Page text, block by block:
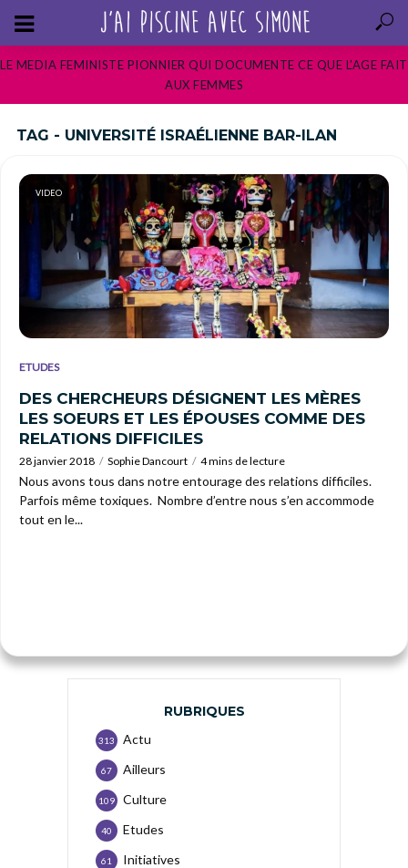
LE MEDIA FEMINISTE PIONNIER QUI DOCUMENTE CE QUE L’AGE FAIT
AUX FEMMES
TAG - UNIVERSITÉ ISRAÉLIENNE BAR-ILAN
VIDEO
ETUDES
DES CHERCHEURS DÉSIGNENT LES MÈRES
LES SOEURS ET LES ÉPOUSES COMME DES
RELATIONS DIFFICILES
28 janvier 2018 Sophie Dancourt 4 mins de lecture
Nous avons tous dans notre entourage des relations difficiles.
Parfois même toxiques. Nombre d’entre nous s’en accommode
tout en le...
RUBRIQUES
Actu
313
Ailleurs
67
Culture
109
Etudes
40
Initiatives
61